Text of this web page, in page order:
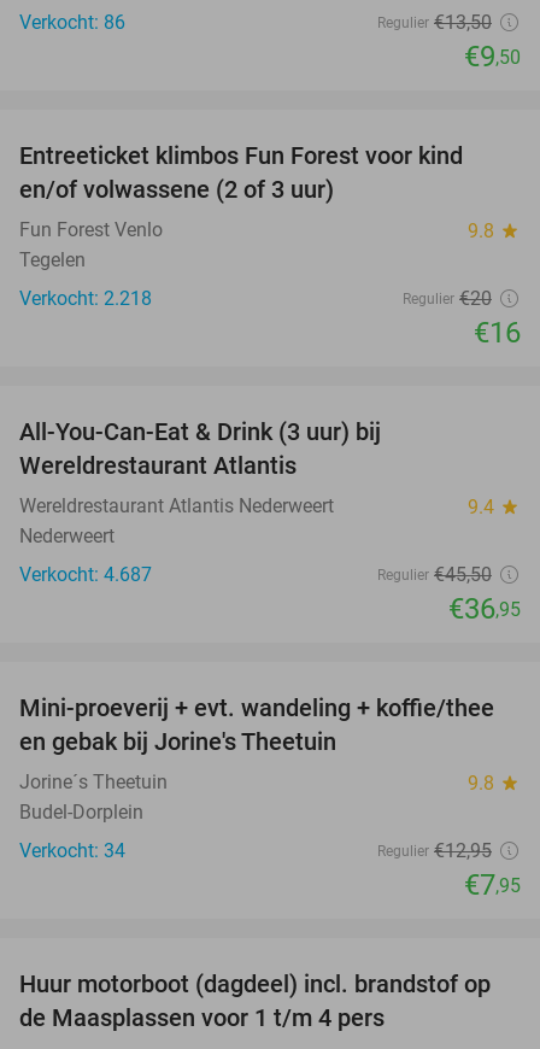
Verkocht: 86
Regulier €13,50
€9,50
Entreeticket klimbos Fun Forest voor kind
en/of volwassene (2 of 3 uur)
Fun Forest Venlo 9.8 star
Tegelen
Verkocht: 2.218
Regulier €20
€16
All-You-Can-Eat & Drink (3 uur) bij
Wereldrestaurant Atlantis
Wereldrestaurant Atlantis Nederweert 9.4 star
Nederweert
Verkocht: 4.687
Regulier €45,50
€36,95
39%
Mini-proeverij + evt. wandeling + koffie/thee
en gebak bij Jorine's Theetuin
Jorine´s Theetuin 9.8 star
Budel-Dorplein
Verkocht: 34
Regulier €12,95
€7,95
34%
Huur motorboot (dagdeel) incl. brandstof op
de Maasplassen voor 1 t/m 4 pers